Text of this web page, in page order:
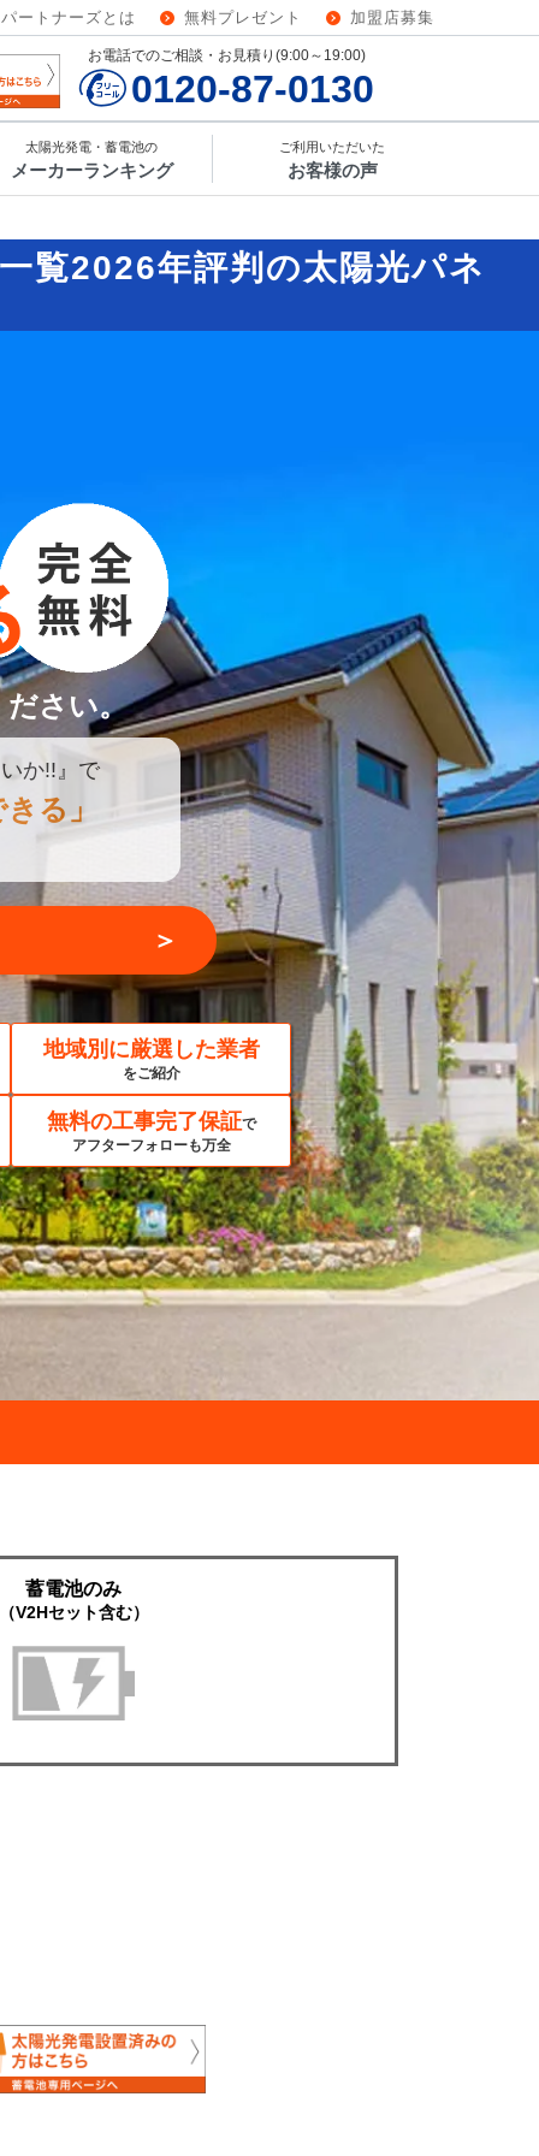
ートナーズとは 無料プレゼント 加盟店募集
お電話でのご相談・お見積り(9:00～19:00)
0120-87-0130
太陽光発電・蓄電池の
メーカーランキング
ご利用いただいた
お客様の声
覧2026年評判の太陽光パネ
ださい。
か!!』で
る」
＞
地域別に厳選した業者
をご紹介
無料の工事完了保証で
アフターフォローも万全
蓄電池のみ
V2Hセット含む）